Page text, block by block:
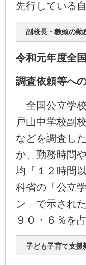
先行している
副校長・教頭の勤
令和元年度全
調査依頼等へ
全国公立学
戸山中学校副
などを調査し
か、勤務時間
均「１２時間
科省の「公立
ン」で示され
９０・６％を
子ども子育て支